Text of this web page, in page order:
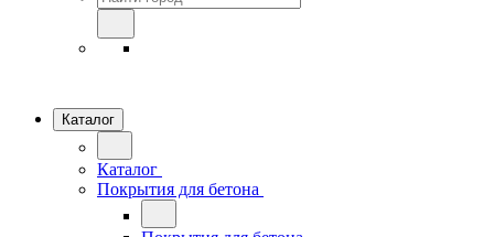
Каталог
Каталог
Покрытия для бетона